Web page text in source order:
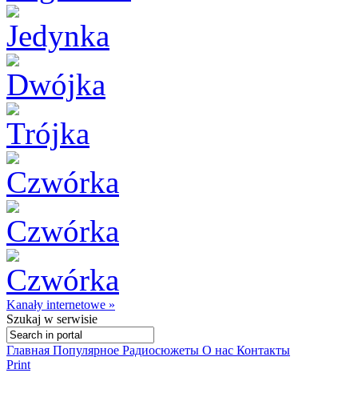
Kanały internetowe »
Szukaj w serwisie
Главная Популярное Радиосюжеты О нас Контакты
Print